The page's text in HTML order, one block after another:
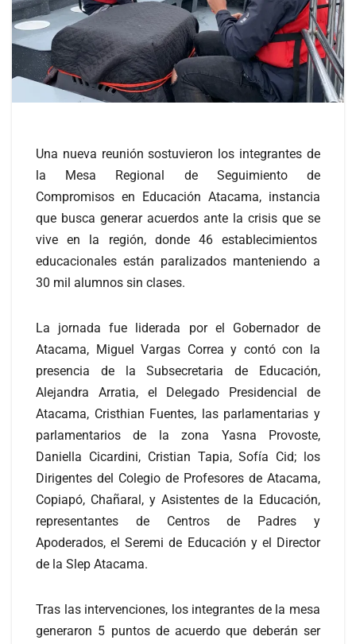
Una nueva reunión sostuvieron los integrantes de
la Mesa Regional de Seguimiento de
Compromisos en Educación Atacama, instancia
que busca generar acuerdos ante la crisis que se
vive en la región, donde 46 establecimientos
educacionales están paralizados manteniendo a
30 mil alumnos sin clases.
La jornada fue liderada por el Gobernador de
Atacama, Miguel Vargas Correa y contó con la
presencia de la Subsecretaria de Educación,
Alejandra Arratia, el Delegado Presidencial de
Atacama, Cristhian Fuentes, las parlamentarias y
parlamentarios de la zona Yasna Provoste,
Daniella Cicardini, Cristian Tapia, Sofía Cid; los
Dirigentes del Colegio de Profesores de Atacama,
Copiapó, Chañaral, y Asistentes de la Educación,
representantes de Centros de Padres y
Apoderados, el Seremi de Educación y el Director
de la Slep Atacama.
Tras las intervenciones, los integrantes de la mesa
generaron 5 puntos de acuerdo que deberán ser